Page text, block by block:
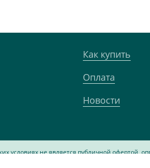
Как купить
Оплата
Новости
не является публичной офертой,